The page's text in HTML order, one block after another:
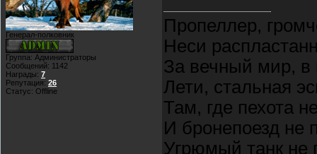
Генерал-полковник
Группа: Администраторы
Сообщений: 1142
Награды: 7
Репутация: 26
Статус: Offline
Пропеллер,
Неси
За вечный мир, в
Лети, стальная
Там, где пехота
И бронепоезд не
Угрюмый танк не